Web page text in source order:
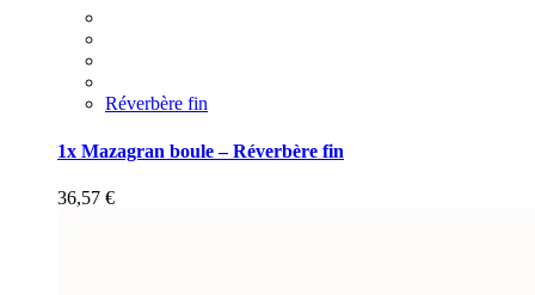
Réverbère fin
1x Mazagran boule – Réverbère fin
36,57 €